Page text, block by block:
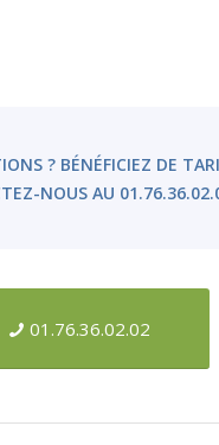
? BÉNÉFICIEZ DE
NOUS AU
01.76.36.02.02